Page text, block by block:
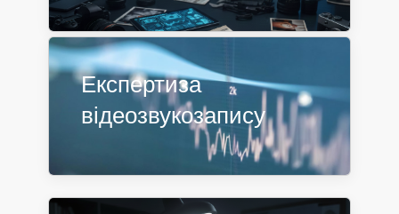
Експертиза
відеозвукозапису